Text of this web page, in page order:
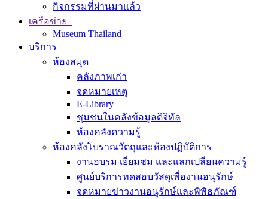
กิจกรรมที่ผ่านมาแล้ว
เครือข่าย
Museum Thailand
บริการ
ห้องสมุด
คลังภาพเก่า
จดหมายเหตุ
E-Library
ชุมชนในคลังข้อมูลดิจิทัล
ห้องคลังความรู้
ห้องคลังโบราณวัตถุและห้องปฏิบัติการ
งานอบรม เยี่ยมชม และแลกเปลี่ยนความรู้
ศูนย์บริการทดสอบวัสดุเพื่องานอนุรักษ์
จดหมายข่าวงานอนุรักษ์และพิพิธภัณฑ์